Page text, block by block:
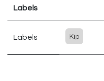
Labels
Labels Kip